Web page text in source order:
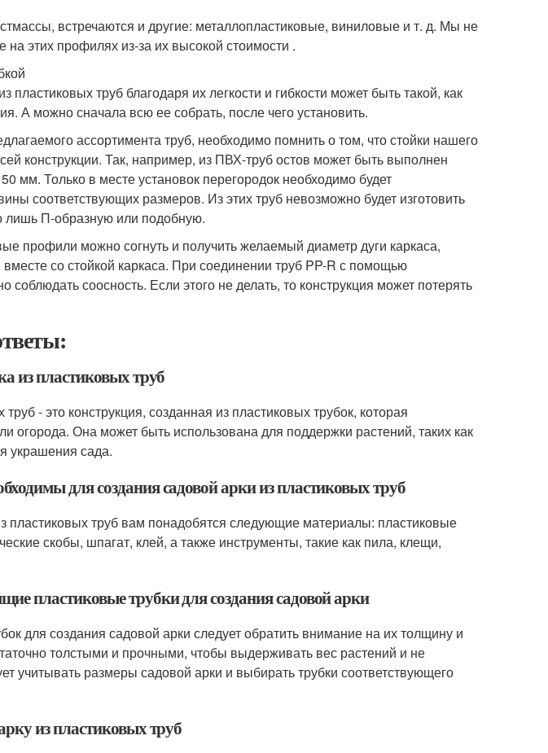
встречаются и другие: металлопластиковые, виниловые и т. д. Мы не
этих профилях из-за их высокой стоимости .
пластиковых труб благодаря их легкости и гибкости может быть такой, как
А можно сначала всю ее собрать, после чего установить.
ассортимента труб, необходимо помнить о том, что стойки нашего
конструкции. Так, например, из ПВХ-труб остов может быть выполнен
мм. Только в месте установок перегородок необходимо будет
соответствующих размеров. Из этих труб невозможно будет изготовить
лишь П-образную или подобную.
профили можно согнуть и получить желаемый диаметр дуги каркаса,
со стойкой каркаса. При соединении труб PP-R с помощью
соблюдать соосность. Если этого не делать, то конструкция может потерять
из пластиковых труб
- это конструкция, созданная из пластиковых трубок, которая
огорода. Она может быть использована для поддержки растений, таких как
украшения сада.
для создания садовой арки из пластиковых труб
пластиковых труб вам понадобятся следующие материалы: пластиковые
скобы, шпагат, клей, а также инструменты, такие как пила, клещи,
пластиковые трубки для создания садовой арки
для создания садовой арки следует обратить внимание на их толщину и
толстыми и прочными, чтобы выдерживать вес растений и не
учитывать размеры садовой арки и выбирать трубки соответствующего
из пластиковых труб